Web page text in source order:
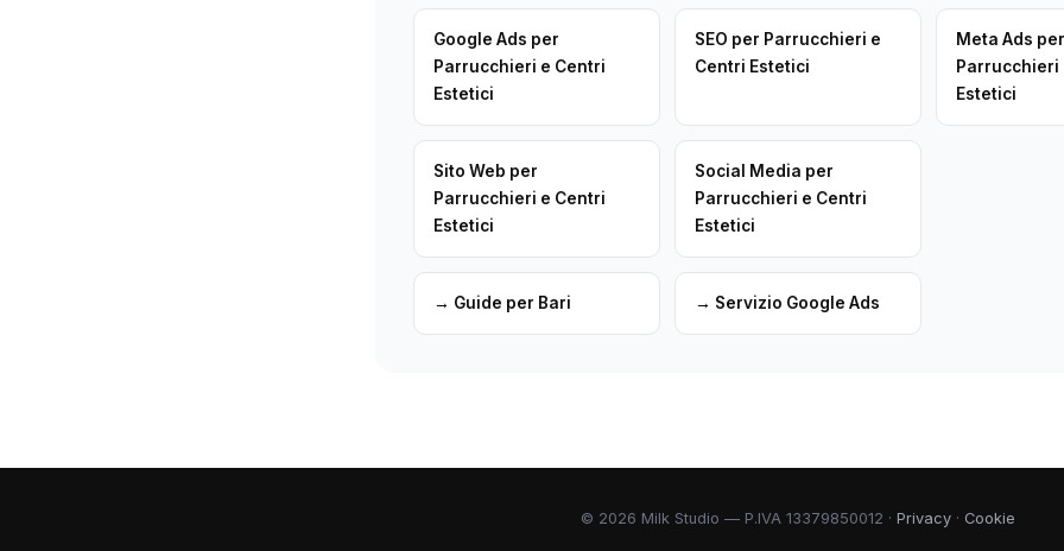
Google Ads per
Parrucchieri e Centri
Estetici
SEO per Parrucchieri e
Centri Estetici
Meta Ads per
Parrucchieri
Estetici
Sito Web per
Parrucchieri e Centri
Estetici
Social Media per
Parrucchieri e Centri
Estetici
→ Guide per Bari → Servizio Google Ads
© 2026 Milk Studio — P.IVA 13379850012 · Privacy · Cookie